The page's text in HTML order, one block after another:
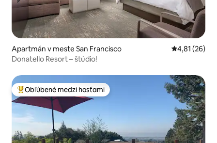
Apartmán v meste San Francisco Priemerné
4,81 (26)
Donatello Resort – štúdio!
Najobľúbenejšie medzi hosťami
Obľúbené medzi hosťami